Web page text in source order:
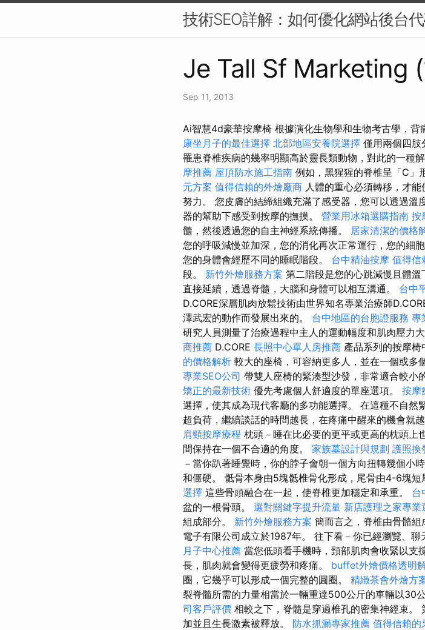
技術SEO詳解：如何優化網站後台
Je Tall Sf Marketing
Sep 11, 2013
Ai智慧4d豪華按摩椅 根據演化生物學和生物考古學，背
康坐月子的最佳選擇 北部地區安養院選擇 僅用兩個四肢
罹患脊椎疾病的幾率明顯高於靈長類動物，對此的一種
摩推薦 屋頂防水施工指南 例如，黑猩猩的脊椎呈「C」
元方案 值得信賴的外燴廠商 人體的重心必須轉移，才
努力。 您皮膚的結締組織充滿了感受器，您可以透過溫
器的幫助下感受到按摩的撫摸。 營業用冰箱選購指南 按
髓，然後透過您的自主神經系統傳播。 居家清潔的價格
您的呼吸減慢並加深，您的消化再次正常運行，您的細
您的身體會經歷不同的睡眠階段。 台中精油按摩 值得信
段。 新竹外燴服務方案 第二階段是您的心跳減慢且體
直接延續，透過脊髓，大腦和身體可以相互溝通。 台中
D.CORE深層肌肉放鬆技術由世界知名專業治療師
澤武宏的動作而發展出來的。 台中地區的台胞證服務 專
研究人員測量了治療過程中主人的運動幅度和肌肉壓力
商推薦 D.CORE 長照中心單人房推薦 產品系列的按摩椅
的價格解析 較大的座椅，可容納更多人，並在一個或多
專業SEO公司 帶雙人座椅的緊湊型沙發，非常適合較小
矯正的最新技術 優先考慮個人舒適度的單座選項。 按摩
選擇，使其成為現代客廳的多功能選擇。 在這種不自然
超負荷，繼續談話的時間越長，在疼痛中醒來的機會就越
肩頸按摩療程 枕頭－睡在比必要的更平或更高的枕頭上
間保持在一個不合適的角度。 家族墓設計與規劃 護照換
－當你趴著睡覺時，你的脖子會朝一個方向扭轉幾個小
和僵硬。 骶骨本身由5塊骶椎骨化形成，尾骨由4-6塊短
選擇 這些骨頭融合在一起，使脊椎更加穩定和承重。 台
盆的一根骨頭。 選對關鍵字提升流量 新店護理之家專業
組成部分。 新竹外燴服務方案 簡而言之，脊椎由骨骼組
電子有限公司成立於1987年。 往下看－你已經瀏覽、聊
月子中心推薦 當您低頭看手機時，頸部肌肉會收緊以支
長，肌肉就會變得更疲勞和疼痛。 buffet外燴價格透明
圈，它幾乎可以形成一個完整的圓圈。 精緻茶會外燴方
裂脊髓所需的力量相當於一輛重達500公斤的車輛以30
司客戶評價 相較之下，脊髓是穿過椎孔的密集神經束。
加並且生長激素被釋放。 防水抓漏專家推薦 值得信賴的